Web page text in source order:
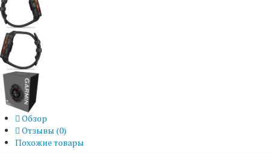
Обзор
Отзывы (0)
Похожие товары